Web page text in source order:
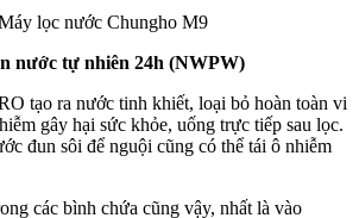
nước tự nhiên 24h (NWPW)
tạo ra nước tinh khiết, loại bỏ hoàn toàn vi
gây hại sức khỏe, uống trực tiếp sau lọc.
đun sôi để nguội cũng có thể tái ô nhiễm
các bình chứa cũng vậy, nhất là vào